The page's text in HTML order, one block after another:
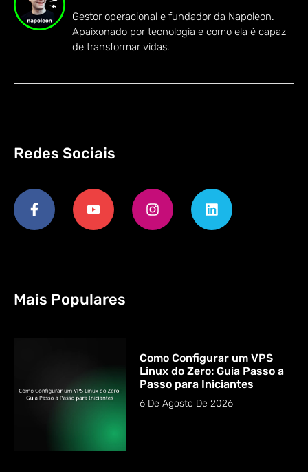
Gestor operacional e fundador da Napoleon.
Apaixonado por tecnologia e como ela é capaz
de transformar vidas.
Redes Sociais
Mais Populares
Como Configurar um VPS
Linux do Zero: Guia Passo a
Passo para Iniciantes
6 De Agosto De 2026